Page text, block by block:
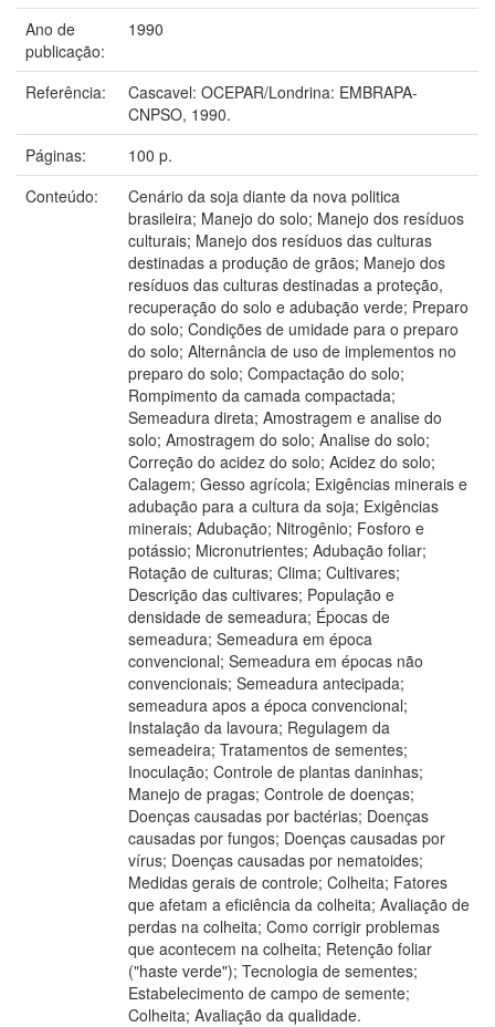
Ano de
publicação:
1990
Referência:
Cascavel: OCEPAR/Londrina: EMBRAPA-
CNPSO, 1990.
Páginas:
100 p.
Conteúdo:
Cenário da soja diante da nova politica
brasileira; Manejo do solo; Manejo dos resíduos
culturais; Manejo dos resíduos das culturas
destinadas a produção de grãos; Manejo dos
resíduos das culturas destinadas a proteção,
recuperação do solo e adubação verde; Preparo
do solo; Condições de umidade para o preparo
do solo; Alternância de uso de implementos no
preparo do solo; Compactação do solo;
Rompimento da camada compactada;
Semeadura direta; Amostragem e analise do
solo; Amostragem do solo; Analise do solo;
Correção do acidez do solo; Acidez do solo;
Calagem; Gesso agrícola; Exigências minerais e
adubação para a cultura da soja; Exigências
minerais; Adubação; Nitrogênio; Fosforo e
potássio; Micronutrientes; Adubação foliar;
Rotação de culturas; Clima; Cultivares;
Descrição das cultivares; População e
densidade de semeadura; Épocas de
semeadura; Semeadura em época
convencional; Semeadura em épocas não
convencionais; Semeadura antecipada;
semeadura apos a época convencional;
Instalação da lavoura; Regulagem da
semeadeira; Tratamentos de sementes;
Inoculação; Controle de plantas daninhas;
Manejo de pragas; Controle de doenças;
Doenças causadas por bactérias; Doenças
causadas por fungos; Doenças causadas por
vírus; Doenças causadas por nematoides;
Medidas gerais de controle; Colheita; Fatores
que afetam a eficiência da colheita; Avaliação de
perdas na colheita; Como corrigir problemas
que acontecem na colheita; Retenção foliar
("haste verde"); Tecnologia de sementes;
Estabelecimento de campo de semente;
Colheita; Avaliação da qualidade.